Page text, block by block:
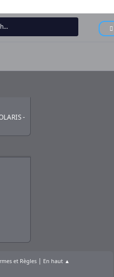
-
et Règles | En haut ▲